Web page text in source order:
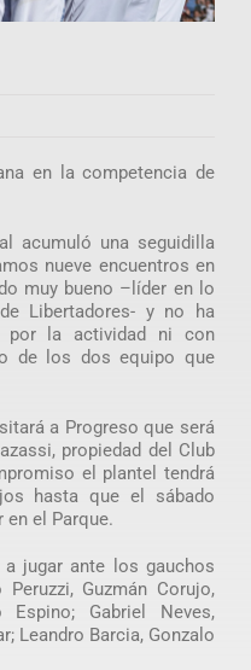
en la competencia de
acumuló una seguidilla
nueve encuentros en
muy bueno –líder en lo
Libertadores- y no ha
por la actividad ni con
de los dos equipo que
a Progreso que será
propiedad del Club
el plantel tendrá
hasta que el sábado
el Parque.
jugar ante los gauchos
Guzmán Corujo,
Espino; Gabriel Neves,
Leandro Barcia, Gonzalo